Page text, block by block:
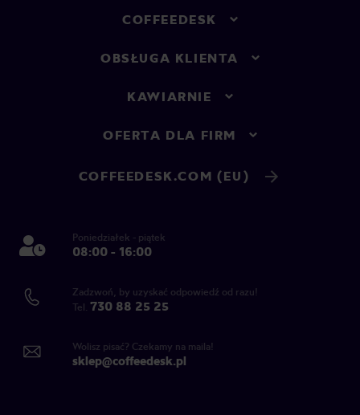
COFFEEDESK
OBSŁUGA KLIENTA
KAWIARNIE
OFERTA DLA FIRM
COFFEEDESK.COM (EU)
Poniedziałek - piątek
08:00 - 16:00
Zadzwoń, by uzyskać odpowiedź od razu!
Tel. 730 88 25 25
Wolisz pisać? Czekamy na maila!
sklep@coffeedesk.pl